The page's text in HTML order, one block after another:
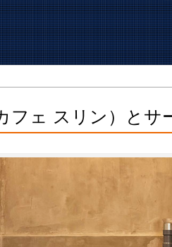
フェ スリン）とサ